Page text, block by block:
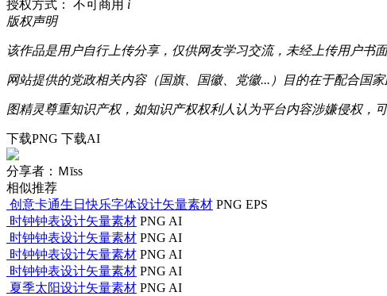
授权方式： 不可商用 i
版权声明
该作品是用户自行上传分享，仅供网友学习交流，未经上传用户书
网站提供的党政相关内容（国旗、国徽、党徽...）目的在于配合国
图精灵尊重知识产权，如知识产权权利人认为平台内容涉嫌侵权，
下载PNG 下载AI
分享者：Ｍīss
相似推荐
创意卡通生日快乐字体设计矢量素材 PNG EPS
时钟钟表设计矢量素材 PNG AI
时钟钟表设计矢量素材 PNG AI
时钟钟表设计矢量素材 PNG AI
时钟钟表设计矢量素材 PNG AI
夏季太阳设计矢量素材 PNG AI